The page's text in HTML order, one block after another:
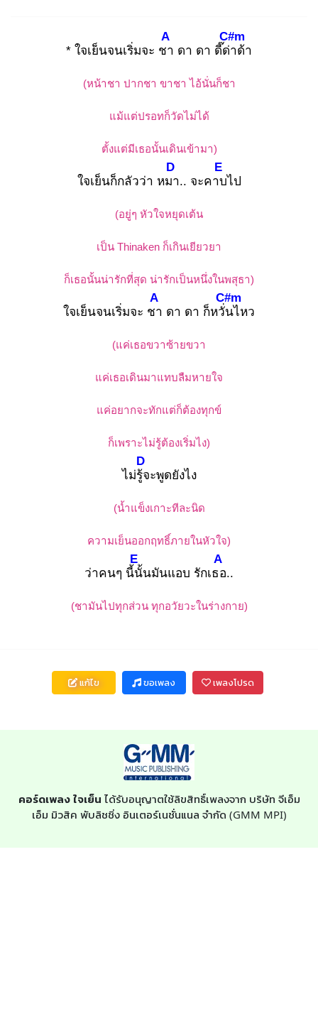
* ใจเย็นจนเริ่มจะ ชา
A
ดา ดา ดี๊ด่า
C#m
ด้า
(หน้าชา ปากชา ขาชา ไอ้นั่นก็ชา
แม้แต่ปรอทก็วัดไม่ได้
ตั้งแต่มีเธอนั้นเดินเข้ามา)
ใจเย็นก็กลัวว่า หมา
D
.. จะคาบ
E
ไป
(อยู่ๆ หัวใจหยุดเต้น
เป็น Thinaken ก็เกินเยียวยา
ก็เธอนั้นน่ารักที่สุด น่ารักเป็นหนึ่งในพสุธา)
ใจเย็นจนเริ่มจะ ชา
A
ดา ดา ก็หวั่น
C#m
ไหว
(แค่เธอขวาซ้ายขวา
แค่เธอเดินมาแทบลืมหายใจ
แค่อยากจะทักแต่ก็ต้องทุกข์
ก็เพราะไม่รู้ต้องเริ่มไง)
ไม่รู้จ
D
ะพูดยังไง
(น้ำแข็งเกาะทีละนิด
ความเย็นออกฤทธิ์ภายในหัวใจ)
ว่าคนๆ นี้นั้
E
นมันแอบ รักเธอ
A
..
(ชามันไปทุกส่วน ทุกอวัยวะในร่างกาย)
แก้ไข ขอเพลง เพลงโปรด
คอร์ดเพลง ใจเย็น ได้รับอนุญาตใช้ลิขสิทธิ์เพลงจาก บริษัท จีเอ็ม
เอ็ม มิวสิค พับลิชชิ่ง อินเตอร์เนชั่นแนล จำกัด (GMM MPI)